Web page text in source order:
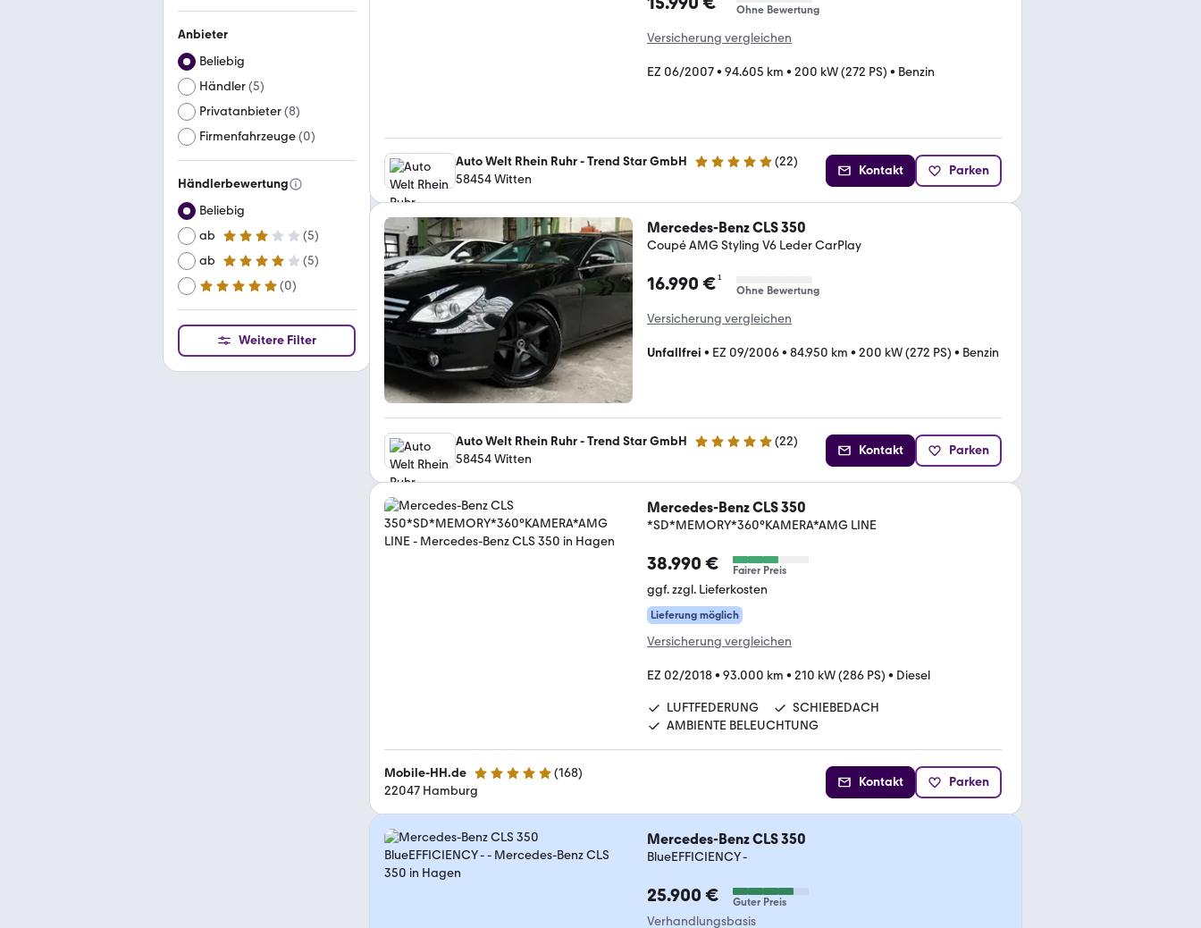
Anbieter
Beliebig
Händler(5)
Privatanbieter(8)
Firmenfahrzeuge(0)
Händlerbewertung
Beliebig
ab
3 Sterne (5)
ab
4 Sterne (5)
ab
5 Sterne (0)
Weitere Filter
Ohne Bewertung
Versicherung vergleichen
EZ 06/2007• 94.605 km • 200 kW (272 PS) • Benzin
Auto Welt Rhein Ruhr - Trend Star GmbH 4.9 Sterne (22)
58454 Witten
Kontakt Parken
Mercedes-Benz CLS 350
Coupé AMG Styling V6 Leder CarPlay
16.990 €¹
Ohne Bewertung
Versicherung vergleichen
Unfallfrei • EZ 09/2006• 84.950 km • 200 kW (272 PS) • Benzin
Auto Welt Rhein Ruhr - Trend Star GmbH 4.9 Sterne (22)
58454 Witten
Kontakt Parken
Mercedes-Benz CLS 350
*SD*MEMORY*360°KAMERA*AMG LINE
38.990 € Fairer Preis
ggf. zzgl. Lieferkosten
Lieferung möglich
Versicherung vergleichen
EZ 02/2018• 93.000 km • 210 kW (286 PS) • Diesel
LUFTFEDERUNG
SCHIEBEDACH
AMBIENTE BELEUCHTUNG
Mobile-HH.de 4.8 Sterne (168)
22047 Hamburg
Kontakt Parken
Mercedes-Benz CLS 350
BlueEFFICIENCY -
25.900 € Guter Preis
Verhandlungsbasis